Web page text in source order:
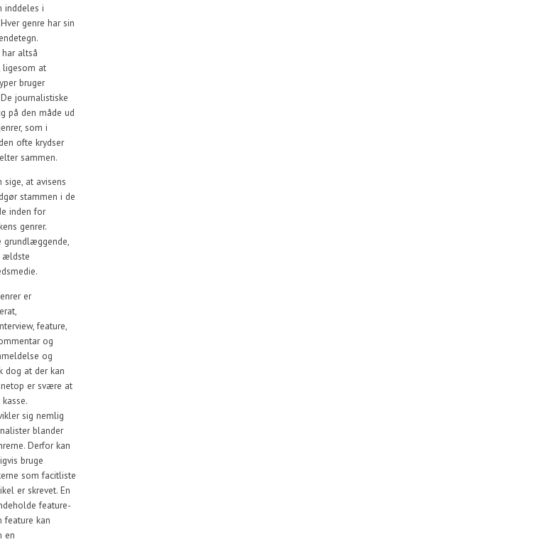
inddeles i
genre har sin
altså
ligesom at
bruger
journalistiske
på den måde ud
som i
ofte krydser
sammen.
at avisens
stammen i de
inden for
genrer.
grundlæggende,
ældste
er
feature,
og
og
dog at der kan
er svære at
sig nemlig
blander
Derfor kan
bruge
som facitliste
er skrevet. En
feature-
feature kan
en